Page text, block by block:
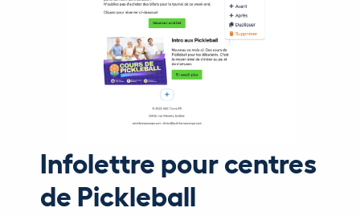
Infolettre pour centres
de Pickleball